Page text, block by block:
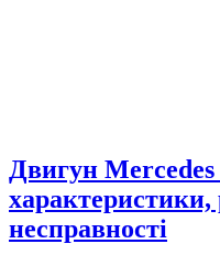
Двигун
характеристики,
несправності